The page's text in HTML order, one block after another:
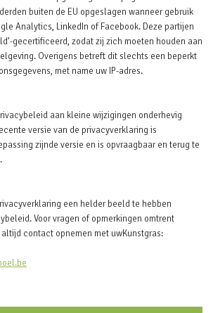
buiten de EU opgeslagen wanneer gebruik
Analytics, LinkedIn of Facebook. Deze partijen
gecertificeerd, zodat zij zich moeten houden aan
Overigens betreft dit slechts een beperkt
met name uw IP-adres.
aan kleine wijzigingen onderhevig
versie van de privacyverklaring is
zijnde versie en is opvraagbaar en terug te
een helder beeld te hebben
Voor vragen of opmerkingen omtrent
contact opnemen met uwKunstgras: